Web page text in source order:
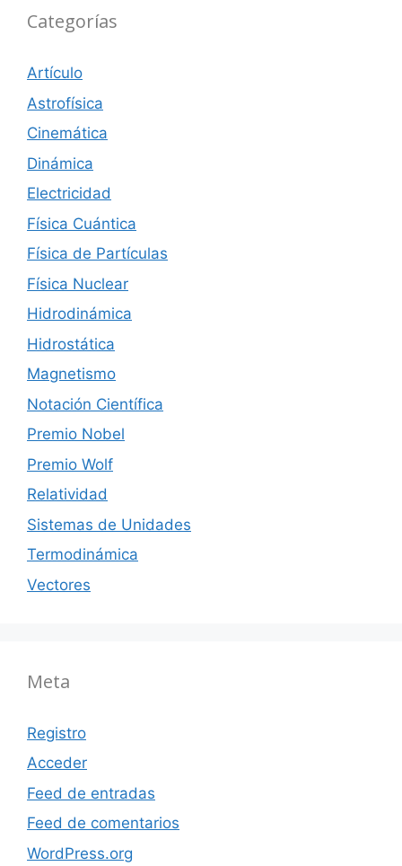
Categorías
Artículo
Astrofísica
Cinemática
Dinámica
Electricidad
Física Cuántica
Física de Partículas
Física Nuclear
Hidrodinámica
Hidrostática
Magnetismo
Notación Científica
Premio Nobel
Premio Wolf
Relatividad
Sistemas de Unidades
Termodinámica
Vectores
Meta
Registro
Acceder
Feed de entradas
Feed de comentarios
WordPress.org